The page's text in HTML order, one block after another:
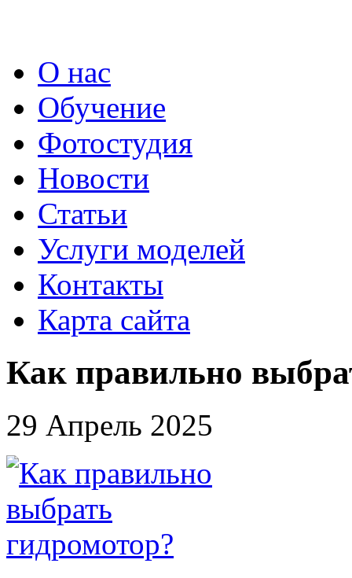
О нас
Обучение
Фотостудия
Новости
Статьи
Услуги моделей
Контакты
Карта сайта
Как правильно
29 Апрель 2025